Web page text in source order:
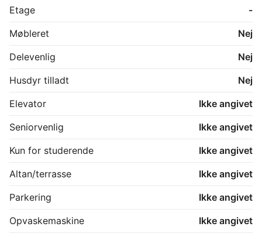
om studieboliger.
Spørg os gerne om husdyr er tilladt på denne bolig.
Etage
-
Møbleret
Nej
Delevenlig
Nej
Husdyr tilladt
Nej
Elevator
Ikke angivet
Seniorvenlig
Ikke angivet
Kun for studerende
Ikke angivet
Altan/terrasse
Ikke angivet
Parkering
Ikke angivet
Opvaskemaskine
Ikke angivet